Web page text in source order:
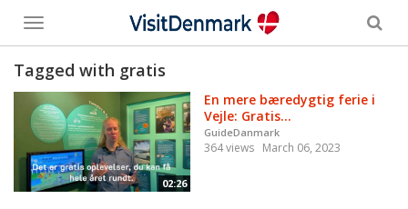
Toggle
menu
Tagged with gratis
02:26
En mere bæredygtig ferie i
Vejle: Gratis...
GuideDanmark
364 views March 06, 2023